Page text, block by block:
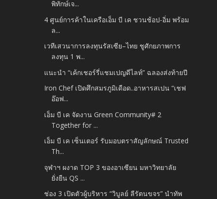
พิทักษ์เจ...
4 ศูนย์การค้าในเครือเอ็ม บี เค ชวนช้อป-อิ่ม พร้อม
ล...
เวทีเสวนาการลงทุนรัสเซีย–ไทย ชูศักยภาพการ
ลงทุน 1 พ...
แนะนำ “เค้กเชอร์รี่แชมเปญดีไลท์” ฉลองส่งท้ายปี
Iron Chef เปิดศึกสมรภูมิเดือด..อาหารสเปน “เชฟ
อ๊อฟ...
เอ็ม บี เค จัดงาน Green Community# 2
Together for ...
เอ็ม บี เค เซ็นเตอร์ รับมอบตราสัญลักษณ์ Trusted
Th...
จุฬาฯ ผงาด TOP 3 ของอาเซียน มหาวิทยาลัย
ยั่งยืน QS ...
ช่อง 3 เปิดตัวผู้บริหาร “วิบูลย์ ลีรัตนขจร” นำทัพ